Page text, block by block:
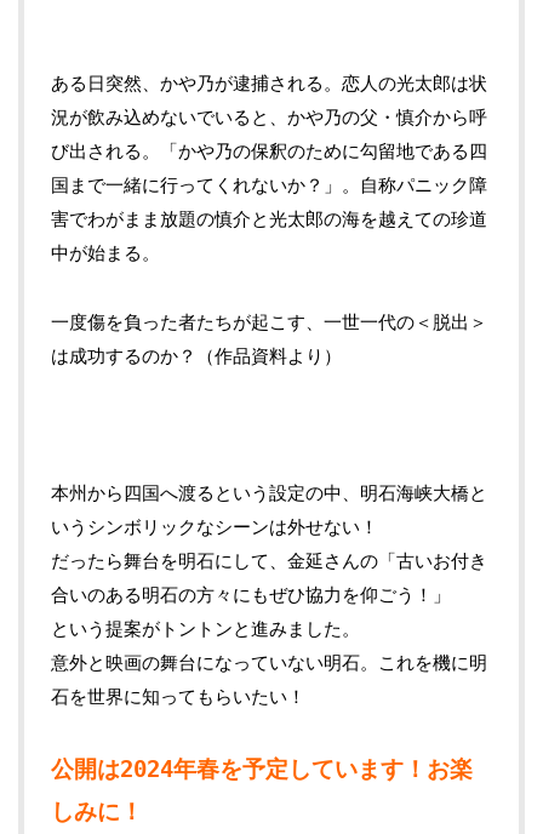
ある日突然、かや乃が逮捕される。恋人の光太郎は状
況が飲み込めないでいると、かや乃の父・慎介から呼
び出される。「かや乃の保釈のために勾留地である四
国まで一緒に行ってくれないか？」。自称パニック障
害でわがまま放題の慎介と光太郎の海を越えての珍道
中が始まる。
一度傷を負った者たちが起こす、一世一代の＜脱出＞
は成功するのか？（作品資料より）
本州から四国へ渡るという設定の中、明石海峡大橋と
いうシンボリックなシーンは外せない！
だったら舞台を明石にして、金延さんの「古いお付き
合いのある明石の方々にもぜひ協力を仰ごう！」
という提案がトントンと進みました。
意外と映画の舞台になっていない明石。これを機に明
石を世界に知ってもらいたい！
公開は2024年春を予定しています！お楽
しみに！